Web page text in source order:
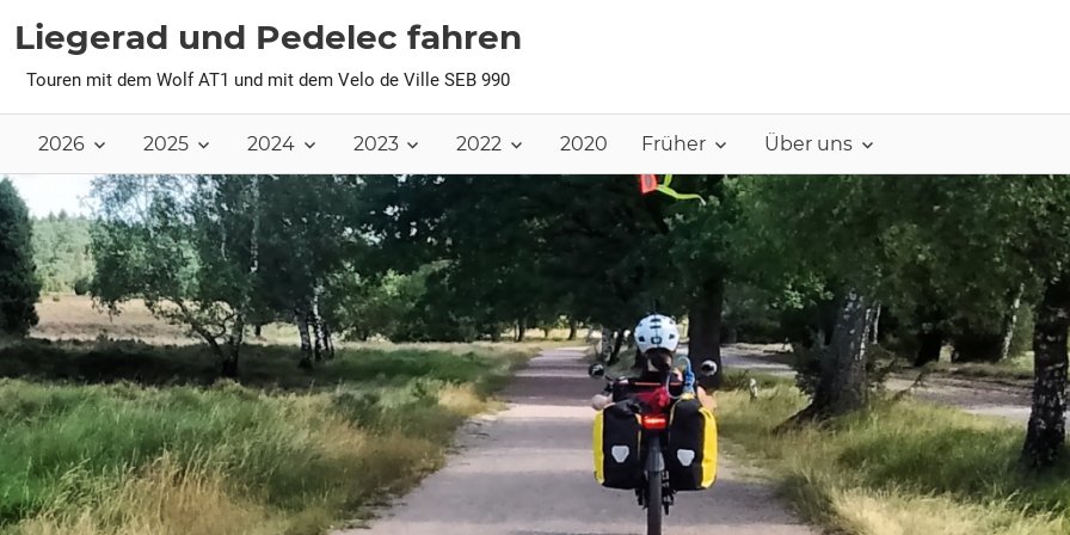
Liegerad und Pedelec fahren
Touren mit dem Wolf AT1 und mit dem Velo de Ville SEB 990
2026 2025 2024 2023 2022 2020 Früher Über uns